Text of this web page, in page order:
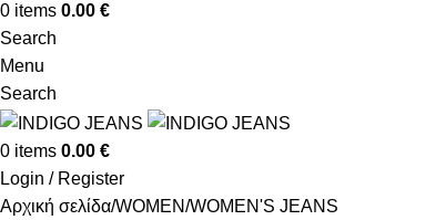
0 items 0.00 €
Search
Menu
Search
0 items 0.00 €
Login / Register
Αρχική σελίδα WOMEN WOMEN'S JEANS